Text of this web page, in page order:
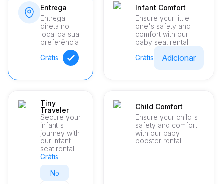
Entrega
Entrega
direta no
local da sua
preferência
Grátis
Infant Comfort
Ensure your little
one's safety and
comfort with our
baby seat rental
Grátis
Adicionar
Tiny
Traveler
Secure your
infant's
journey with
our infant
seat rental.
Grátis
No
Child Comfort
Ensure your child's
safety and comfort
with our baby
booster rental.